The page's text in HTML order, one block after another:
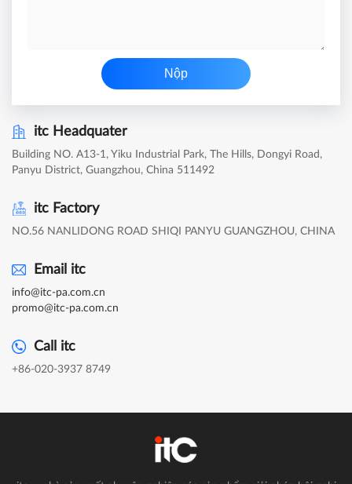
Nộp
itc Headquater
Building NO. A13-1, Yiku Industrial Park, The Hills, Dongyi Road,
Panyu District, Guangzhou, China 511492
itc Factory
NO.56 NANLIDONG ROAD SHIQI PANYU GUANGZHOU, CHINA
Email itc
info@itc-pa.com.cn
promo@itc-pa.com.cn
Call itc
+86-020-3937 8749